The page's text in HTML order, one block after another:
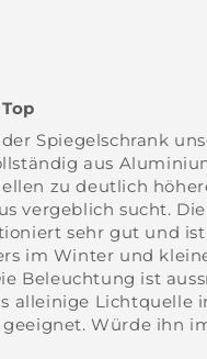
Spiegelschrank
aus
zu deutlich
vergeblich sucht.
sehr gut und
im Winter und
Beleuchtung ist
alleinige Lichtquelle
Würde ihn